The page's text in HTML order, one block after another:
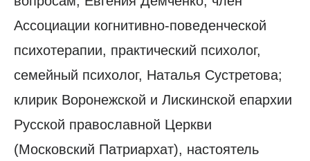
Ассоциации когнитивно-поведенческой
психотерапии, практический психолог,
семейный психолог, Наталья Сустретова;
клирик Воронежской и Лискинской епархии
Русской православной Церкви
(Московский Патриархат), настоятель